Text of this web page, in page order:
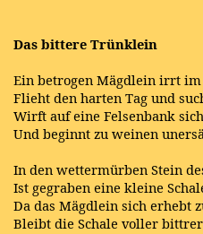
Das bittere Trünklein
Ein betrogen Mägdlein irrt im
Flieht den harten Tag und
Wirft auf eine Felsenbank
Und beginnt zu weinen
In den wettermürben Stein
Ist gegraben eine kleine
Da das Mägdlein sich erhebt
Bleibt die Schale voller